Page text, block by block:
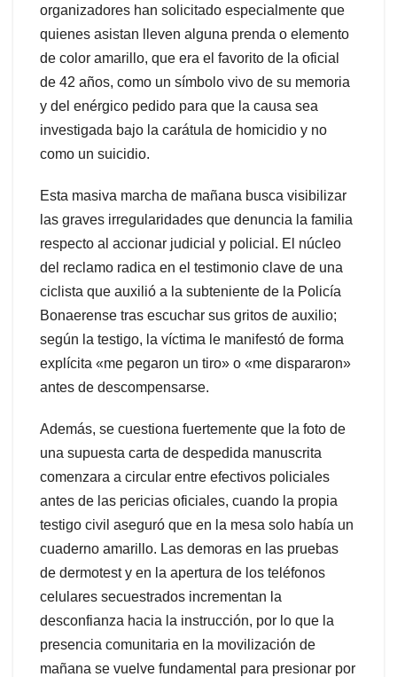
organizadores han solicitado especialmente que
quienes asistan lleven alguna prenda o elemento
de color amarillo, que era el favorito de la oficial
de 42 años, como un símbolo vivo de su memoria
y del enérgico pedido para que la causa sea
investigada bajo la carátula de homicidio y no
como un suicidio.
Esta masiva marcha de mañana busca visibilizar
las graves irregularidades que denuncia la familia
respecto al accionar judicial y policial. El núcleo
del reclamo radica en el testimonio clave de una
ciclista que auxilió a la subteniente de la Policía
Bonaerense tras escuchar sus gritos de auxilio;
según la testigo, la víctima le manifestó de forma
explícita «me pegaron un tiro» o «me dispararon»
antes de descompensarse.
Además, se cuestiona fuertemente que la foto de
una supuesta carta de despedida manuscrita
comenzara a circular entre efectivos policiales
antes de las pericias oficiales, cuando la propia
testigo civil aseguró que en la mesa solo había un
cuaderno amarillo. Las demoras en las pruebas
de dermotest y en la apertura de los teléfonos
celulares secuestrados incrementan la
desconfianza hacia la instrucción, por lo que la
presencia comunitaria en la movilización de
mañana se vuelve fundamental para presionar por